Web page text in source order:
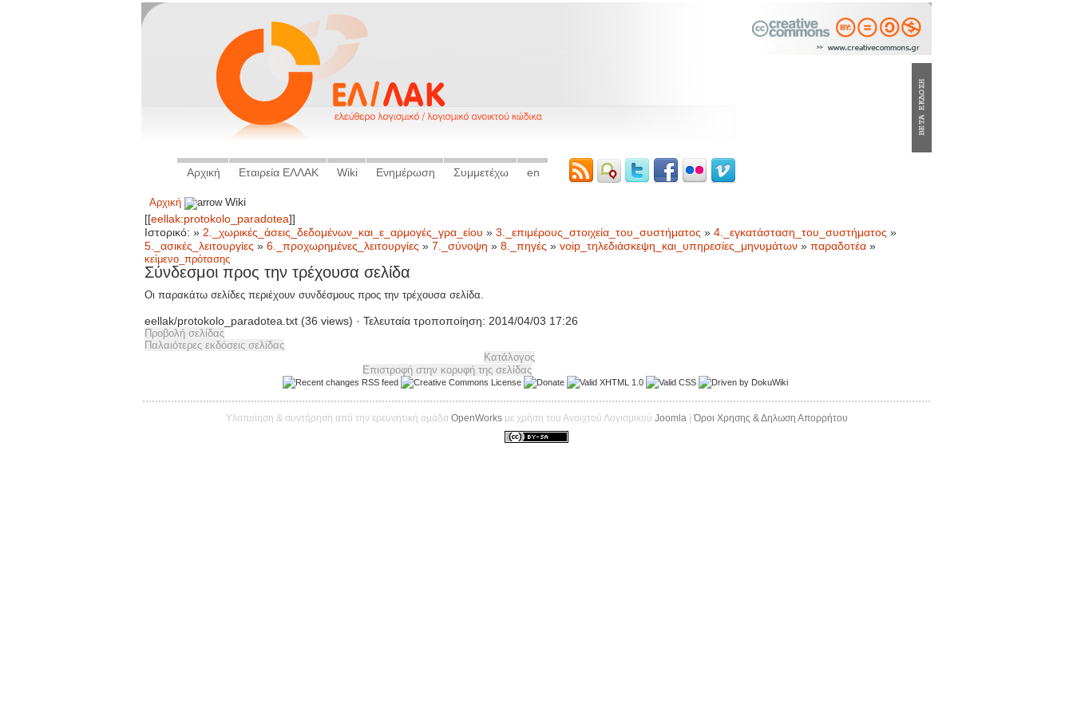
Αρχική Εταιρεία ΕΛΛΑΚ Wiki Ενημέρωση Συμμετέχω en
Αρχική Wiki
[[eellak:protokolo_paradotea]]
Ιστορικό: » 2._χωρικές_άσεις_δεδομένων_και_ε_αρμογές_γρα_είου » 3._επιμέρους_στοιχεία_του_συστήματος » 4._εγκατάσταση_του_συστήματος »
5._ασικές_λειτουργίες » 6._προχωρημένες_λειτουργίες » 7._σύνοψη » 8._πηγές » voip_τηλεδιάσκεψη_και_υπηρεσίες_μηνυμάτων » παραδοτέα »
κείμενο_πρότασης
Σύνδεσμοι προς την τρέχουσα σελίδα
Οι παρακάτω σελίδες περιέχουν συνδέσμους προς την τρέχουσα σελίδα.
eellak/protokolo_paradotea.txt (36 views) · Τελευταία τροποποίηση: 2014/04/03 17:26
Υλοποίηση & συντήρηση από την ερευνητική ομάδα OpenWorksμε χρήση του Ανοιχτού Λογισμικού Joomla |Όροι Χρησης & Δηλωση Απορρήτου